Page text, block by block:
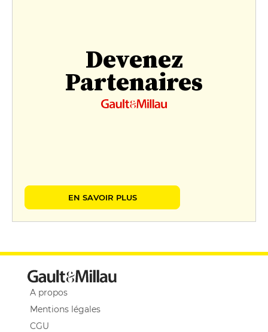
Devenez
Partenaires
EN SAVOIR PLUS
A propos
Mentions légales
CGU